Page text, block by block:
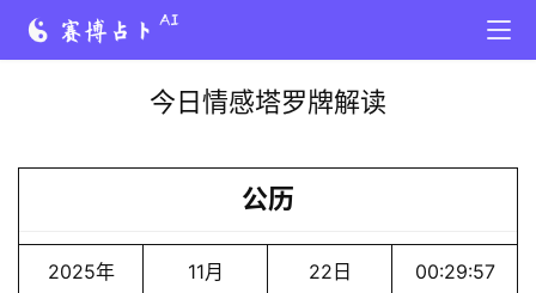
今日情感塔罗牌解读
公历
2025年 11月 22日 00:29:57